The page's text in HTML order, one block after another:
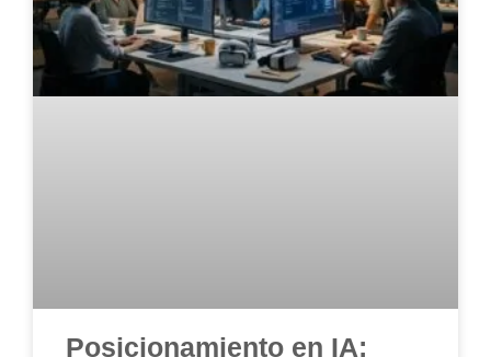
Posicionamiento en IA: